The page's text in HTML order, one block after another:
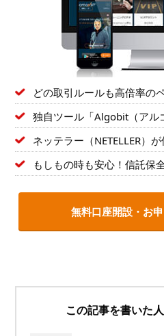
どの取引ルールも高倍率の
独自ツール「Algobit（アル
ネッテラー（NETELLER）が
もしもの時も安心！信託保
無料口座開設・お
この記事を書いた人